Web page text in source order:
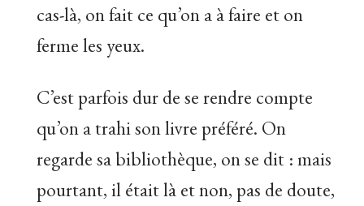
cas-là, on fait ce qu’on a à faire et on
ferme les yeux.
C’est parfois dur de se rendre compte
qu’on a trahi son livre préféré. On
regarde sa bibliothèque, on se dit : mais
pourtant, il était là et non, pas de doute,